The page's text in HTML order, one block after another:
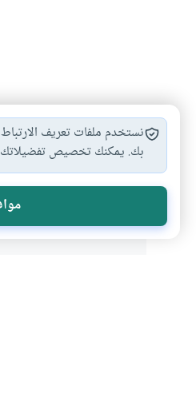
الشهادتين
نستخدم ملفات تعريف
بك. يمكنك تخصيص